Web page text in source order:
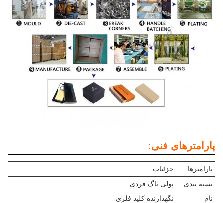
پارامترهای فنی:
پارامترها
جزئیات
بسته بندی
پولی باگ فردی
نام
نگهدارنده کلید فلزی